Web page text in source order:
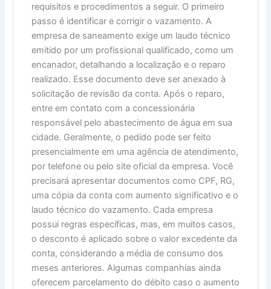
requisitos e procedimentos a seguir. O primeiro
passo é identificar e corrigir o vazamento. A
empresa de saneamento exige um laudo técnico
emitido por um profissional qualificado, como um
encanador, detalhando a localização e o reparo
realizado. Esse documento deve ser anexado à
solicitação de revisão da conta. Após o reparo,
entre em contato com a concessionária
responsável pelo abastecimento de água em sua
cidade. Geralmente, o pedido pode ser feito
presencialmente em uma agência de atendimento,
por telefone ou pelo site oficial da empresa. Você
precisará apresentar documentos como CPF, RG,
uma cópia da conta com aumento significativo e o
laudo técnico do vazamento. Cada empresa
possui regras específicas, mas, em muitos casos,
o desconto é aplicado sobre o valor excedente da
conta, considerando a média de consumo dos
meses anteriores. Algumas companhias ainda
oferecem parcelamento do débito caso o aumento